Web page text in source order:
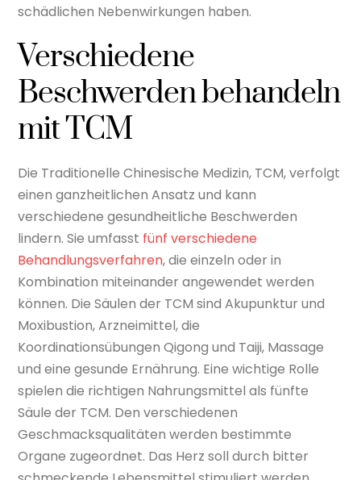
schädlichen Nebenwirkungen haben.
Verschiedene
Beschwerden behandeln
mit TCM
Die Traditionelle Chinesische Medizin, TCM, verfolgt
einen ganzheitlichen Ansatz und kann
verschiedene gesundheitliche Beschwerden
lindern. Sie umfasst fünf verschiedene
Behandlungsverfahren, die einzeln oder in
Kombination miteinander angewendet werden
können. Die Säulen der TCM sind Akupunktur und
Moxibustion, Arzneimittel, die
Koordinationsübungen Qigong und Taiji, Massage
und eine gesunde Ernährung. Eine wichtige Rolle
spielen die richtigen Nahrungsmittel als fünfte
Säule der TCM. Den verschiedenen
Geschmacksqualitäten werden bestimmte
Organe zugeordnet. Das Herz soll durch bitter